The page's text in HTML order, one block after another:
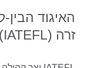
האיגוד
זרה (IATEFL)